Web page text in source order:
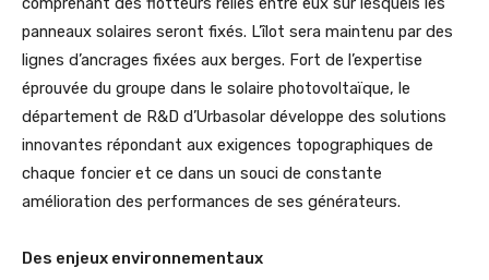
panneaux solaires seront fixés. L’îlot sera maintenu par des
lignes d’ancrages fixées aux berges. Fort de l’expertise
éprouvée du groupe dans le solaire photovoltaïque, le
département de R&D d’Urbasolar développe des solutions
innovantes répondant aux exigences topographiques de
chaque foncier et ce dans un souci de constante
amélioration des performances de ses générateurs.
Des enjeux environnementaux